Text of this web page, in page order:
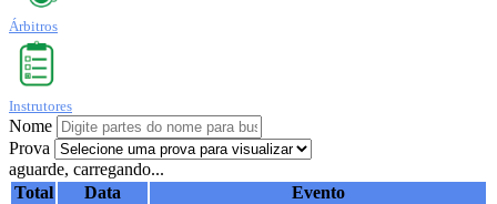
Árbitros
Instrutores
Nome
Prova
aguarde, carregando...
Total
Data
Evento